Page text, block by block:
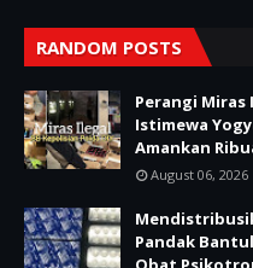
RANDOM POSTS
Perangi Miras
Istimewa
Amankan
August 06, 2026
Pandak